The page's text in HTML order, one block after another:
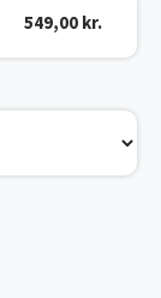
549,00 kr.